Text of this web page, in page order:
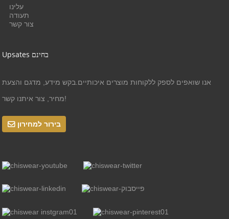
עלינו
תעודה
צור קשר
Upsates בחינם
אנו שואפים לספק ללקוחות מוצרים איכותיים.בקש מידע, מדגם והצעת
מחיר, צור איתנו קשר!
בירור למחירון